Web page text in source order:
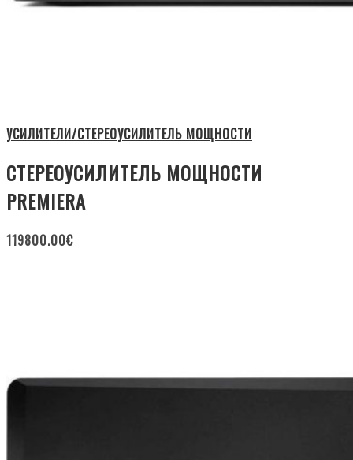
УСИЛИТЕЛИ/СТЕРЕОУСИЛИТЕЛЬ МОЩНОСТИ
СТЕРЕОУСИЛИТЕЛЬ МОЩНОСТИ
PREMIERA
119800.00€